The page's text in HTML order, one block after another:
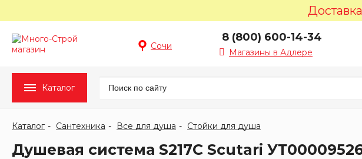
Сочи
8 (800) 600-14-34
Магазины в Адлере
Каталог
Каталог Сантехника Все для душа Стойки для душа
Душевая система S217C Scutari